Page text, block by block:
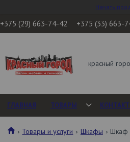
Начать
+375 (29) 663-74-42 +375 (33) 663-
красный
ГЛАВНАЯ ТОВАРЫ
Товары и услуги Шкафы Шкаф